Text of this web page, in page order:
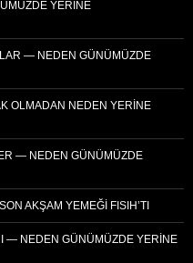
YERINE
— NEDEN GÜNÜMÜZDE
OLMADAN NEDEN YERINE
— NEDEN GÜNÜMÜZDE
AKŞAM YEMEĞI FISIH’TI
— NEDEN GÜNÜMÜZDE YERINE